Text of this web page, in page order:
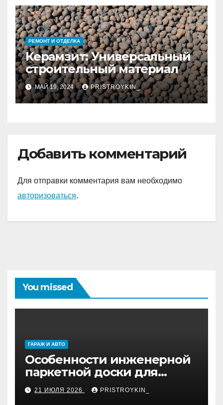
РЕМОНТ И ОТДЕЛКА
Керамзит: Универсальный
строительный материал
МАЙ 19, 2024 PRISTROYKIN_
Добавить комментарий
Для отправки комментария вам необходимо
авторизоваться.
You missed
ГАРАЖ И АВТО
Особенности инженерной
паркетной доски для
укладки французской
ёлкой
21 ИЮЛЯ 2026 PRISTROYKIN_